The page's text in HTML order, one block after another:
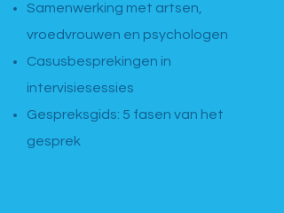
Samenwerking met artsen,
vroedvrouwen en psychologen
Casusbesprekingen in
intervisiesessies
Gespreksgids: 5 fasen van het
gesprek